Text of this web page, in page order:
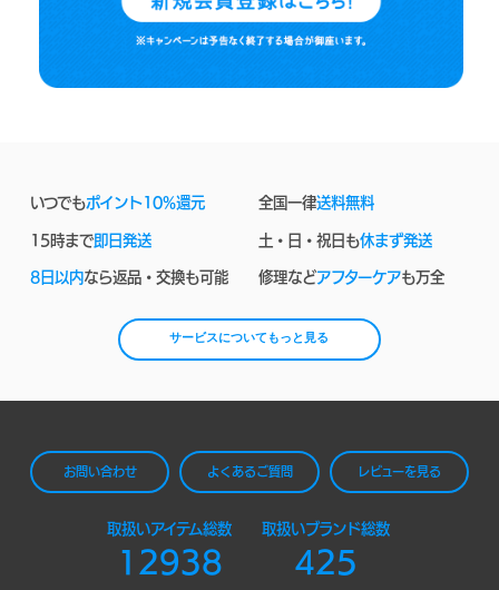
いつでもポイント10%還元 全国一律送料無料
15時まで即日発送 土・日・祝日も休まず発送
8日以内なら返品・交換も可能 修理などアフターケアも万全
サービスについてもっと見る
お問い合わせ よくあるご質問 レビューを見る
取扱いアイテム総数
12938
取扱いブランド総数
425